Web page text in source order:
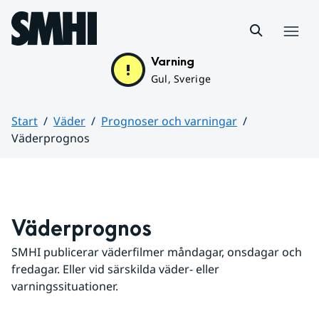
Hoppa till sidans innehåll
Varning
Gul, Sverige
Start Väder
Prognoser och varningar
Väderprognos
Väderprognos
SMHI publicerar väderfilmer måndagar, onsdagar och
fredagar. Eller vid särskilda väder- eller
varningssituationer.